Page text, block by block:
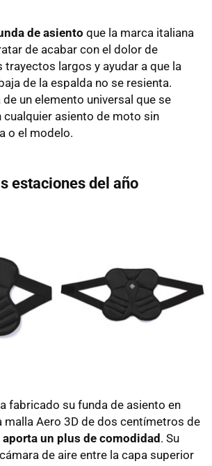
de asiento que la marca italiana
de acabar con el dolor de
trayectos largos y ayudar a que la
de la espalda no se resienta.
un elemento universal que se
cualquier asiento de moto sin
o el modelo.
estaciones del año
fabricado su funda de asiento en
malla Aero 3D de dos centímetros de
aporta un plus de comodidad. Su
de aire entre la capa superior